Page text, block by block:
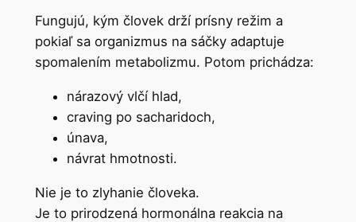
Fungujú, kým človek drží prísny režim a
pokiaľ sa organizmus na sáčky adaptuje
spomalením metabolizmu. Potom prichádza:
nárazový vlčí hlad,
craving po sacharidoch,
únava,
návrat hmotnosti.
Nie je to zlyhanie človeka.
Je to prirodzená hormonálna reakcia na